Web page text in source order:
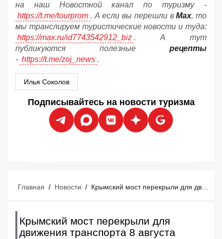
на наш Новостной канал по туризму -
https://t.me/tourprom . А если вы перешли вМах, то
мы транслируем туристические новости и туда:
https://max.ru/id7743542912_biz . А тут
публикуются полезные рецепты
- https://t.me/zoj_news .
Илья Соколов
Подписывайтесь на новости туризма
Главная / Новости / Крымский мост перекрыли для движения транспорта 8 августа
Крымский мост перекрыли для
движения транспорта 8 августа